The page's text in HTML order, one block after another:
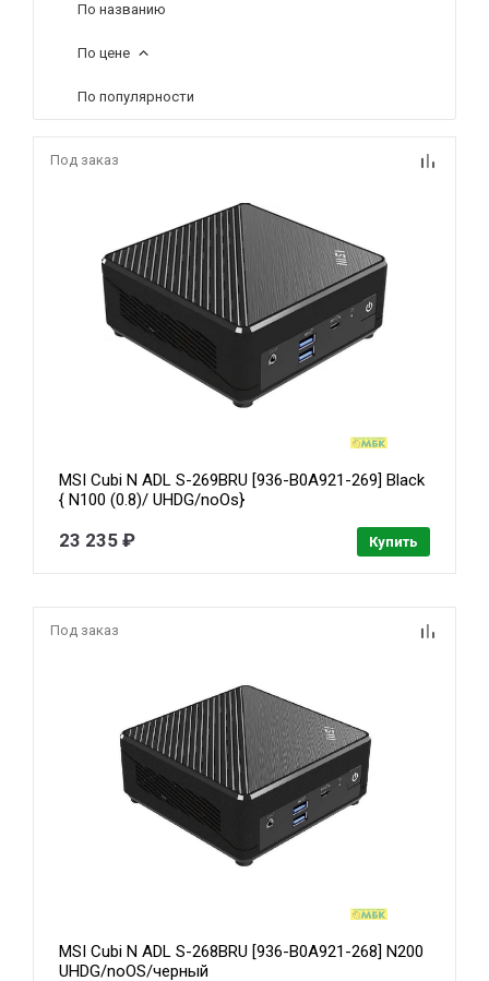
По названию
По цене
По популярности
Под заказ
MSI Cubi N ADL S-269BRU [936-B0A921-269] Black
{ N100 (0.8)/ UHDG/noOs}
23 235 ₽ Купить
Под заказ
MSI Cubi N ADL S-268BRU [936-B0A921-268] N200
UHDG/noOS/черный